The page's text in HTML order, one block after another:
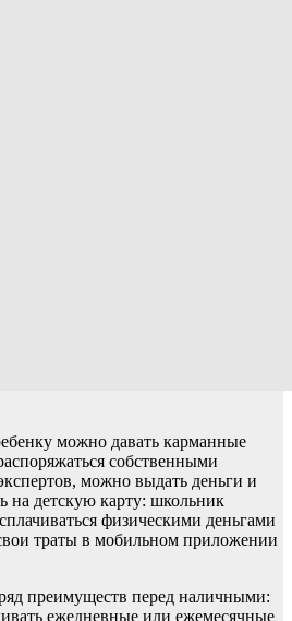
можно давать карманные
собственными
можно выдать деньги и
на детскую карту: школьник
физическими деньгами
траты в мобильном приложении
преимуществ перед наличными:
ежедневные или ежемесячные